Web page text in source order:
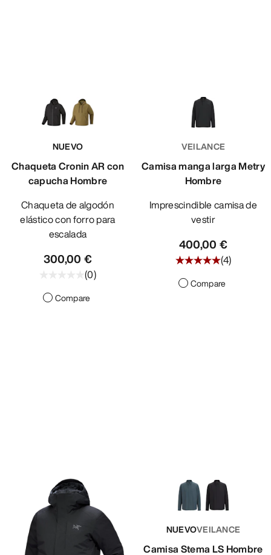
NUEVO
Chaqueta Cronin AR con
capucha Hombre
Chaqueta de algodón
elástico con forro para
escalada
300,00 €
(0)
Compare
VEILANCE
Camisa manga larga Metry
Hombre
Imprescindible camisa de
vestir
400,00 €
(4)
Compare
NUEVOVEILANCE
Camisa Stema LS Hombre